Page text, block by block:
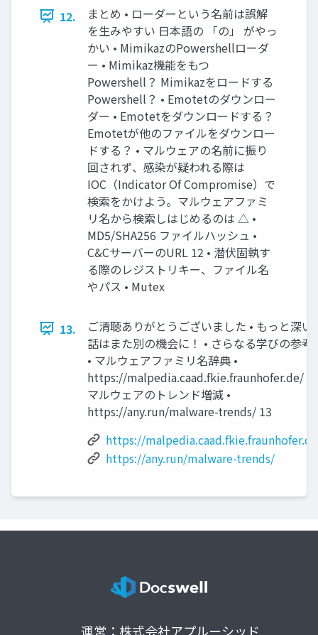
12.
まとめ • ローダーという名前は誤解
を生みやすい 日本語の 「の」 がやっ
かい • MimikazのPowershellローダ
ー • Mimikaz機能をもつ
Powershell？ Mimikazをロードする
Powershell？ • Emotetのダウンロー
ダー • Emotetをダウンロードする？
Emotetが他のファイルをダウンロー
ドする？ • マルウェアの名前に振り
回されず、感染が疑われる際は
IOC（Indicator Of Compromise）で
検索をかけよう。マルウェアファミ
リ名から検索しはじめるのは △ •
MD5/SHA256 ファイルハッシュ •
C&CサーバーのURL 12 • 潜伏固執す
る際のレジストリキー、ファイル名
やパス • Mutex
13.
ご清聴ありがとうございました • もっと深い
話はまた別の機会に！ • さらなる学びの参考)
• マルウェアファミリ名辞典 •
https://malpedia.caad.fkie.fraunhofer.de/ •
マルウェアのトレンド増減 •
https://any.run/malware-trends/ 13
https://
https://any.run/malware-trends/
運営：株式会社アプルーシッド